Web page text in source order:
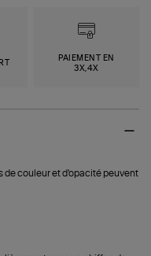
PAIEMENT EN
3X,4X
de couleur et d'opacité peuvent